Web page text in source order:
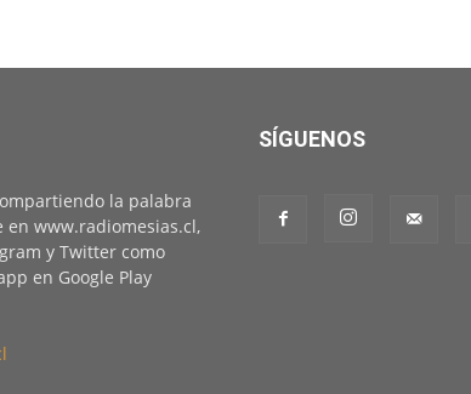
la palabra
en www.radiomesias.cl,
y Twitter como
en Google Play
SÍGUENOS